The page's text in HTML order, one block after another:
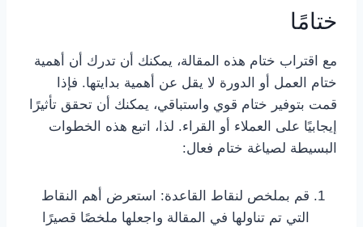
ختامًا
مع اقتراب ختام هذه المقالة، يمكنك أن تدرك أن أهمية
ختام العمل أو الدورة لا يقل عن أهمية بدايتها. فإذا
قمت بتوفير ختام قوي واستباقي، يمكنك أن تحقق تأثيرًا
إيجابيًا على العملاء أو القراء. لذا، اتبع هذه الخطوات
البسيطة لصياغة ختام فعال:
قم بملخص لنقاط القاعدة: استعرض أهم النقاط
التي تم تناولها في المقالة واجعلها ملخصًا قصيرًا